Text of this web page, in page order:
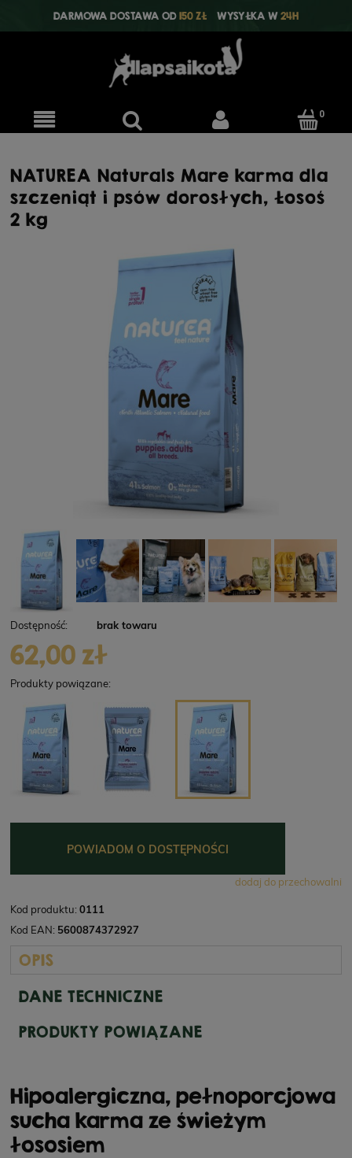
DARMOWA DOSTAWA OD150 ZŁ WYSYŁKA W24H
NATUREA Naturals Mare karma dla
szczeniąt i psów dorosłych, Łosoś
2 kg
Dostępność: brak towaru
62,00 zł
Produkty powiązane:
POWIADOM O DOSTĘPNOŚCI
dodaj do przechowalni
Kod produktu: 0111
Kod EAN: 5600874372927
OPIS
DANE TECHNICZNE
PRODUKTY POWIĄZANE
Hipoalergiczna, pełnoporcjowa
sucha karma ze świeżym
łososiem